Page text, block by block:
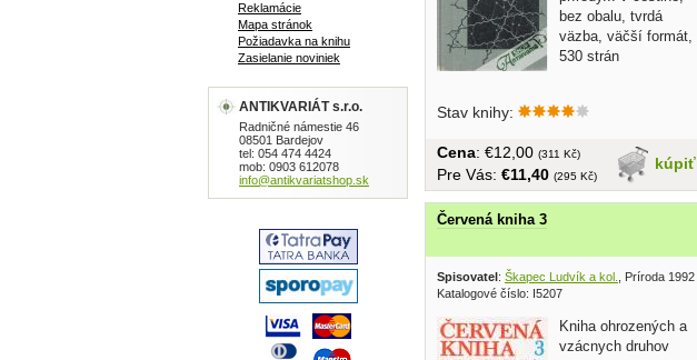
bez obalu, tvrdá
väzba, väčší formát,
530 strán
Stav knihy:
kúpiť
Cena: €12,00 (311 Kč)
Pre Vás: €11,40 (295 Kč)
Červená kniha 3
Spisovatel: Škapec Ludvík a kol.
, Príroda 1992
Katalogové číslo: I5207
Kniha ohrozených a
vzácnych druhov
Reklamácie
Mapa stránok
Požiadavka na knihu
Zasielanie noviniek
ANTIKVARIÁT s.r.o.
Radničné námestie 46
08501 Bardejov
tel: 054 474 4424
mob: 0903 612078
info@antikvariatshop.sk